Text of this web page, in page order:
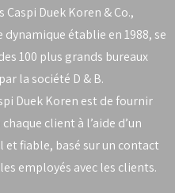
Duek Koren & Co.,
établie en 1988, se
100 plus grands bureaux
la société D & B.
Duek Koren est de fournir
client à l’aide d’un
fiable, basé sur un contact
employés avec les clients.